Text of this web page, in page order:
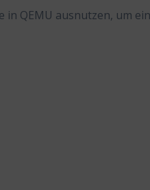
in QEMU ausnutzen, um